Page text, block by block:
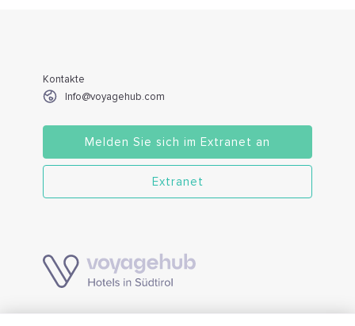
Kontakte
Info@voyagehub.com
Melden Sie sich im Extranet an
Extranet